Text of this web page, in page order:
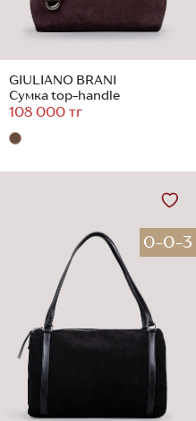
GIULIANO BRANI
Сумка top-handle
108 000 тг
0-0-3